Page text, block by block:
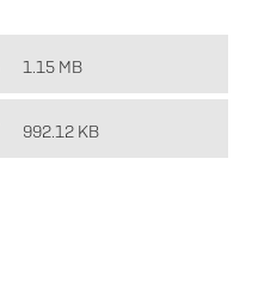
1.15 MB
992.12 KB